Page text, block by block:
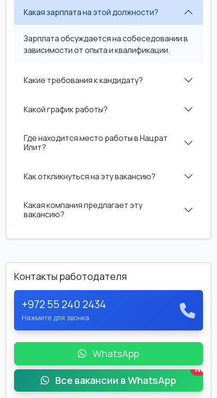
Какая зарплата на этой должности?
Зарплата обсуждается на собеседовании в
зависимости от опыта и квалификации.
Какие требования к кандидату?
Какой график работы?
Где находится место работы в Нацрат
Илит?
Как откликнуться на эту вакансию?
Какая компания предлагает эту
вакансию?
Контакты работодателя
+972 55 240 2434
Нажмите для звонка
WhatsApp
Все вакансии в WhatsApp
New